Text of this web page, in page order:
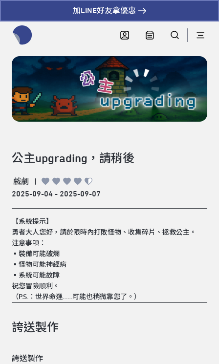
加LINE好友拿優惠
公主upgrading，請稍後
戲劇
|
2025-09-04 - 2025-09-07
【系統提示】
勇者大人您好，請於限時內打敗怪物、收集碎片、拯救公主。
注意事項：
▪️裝備可能破爛
▪️怪物可能神經病
▪️系統可能故障
祝您冒險順利。
（P.S.：世界命運……可能也稍微靠您了。）
誇送製作
誇送製作